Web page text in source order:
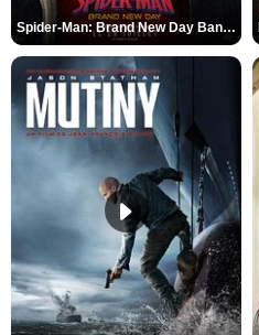
Spider-Man: Brand New Day Bande-annonce VO STFR